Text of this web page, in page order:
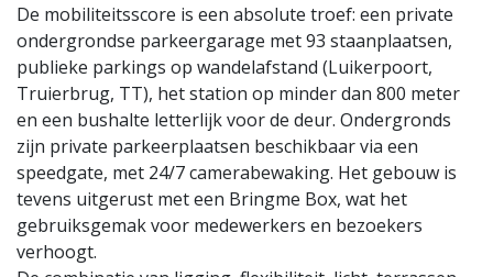
De mobiliteitsscore is een absolute troef: een private
ondergrondse parkeergarage met 93 staanplaatsen,
publieke parkings op wandelafstand (Luikerpoort,
Truierbrug, TT), het station op minder dan 800 meter
en een bushalte letterlijk voor de deur. Ondergronds
zijn private parkeerplaatsen beschikbaar via een
speedgate, met 24/7 camerabewaking. Het gebouw is
tevens uitgerust met een Bringme Box, wat het
gebruiksgemak voor medewerkers en bezoekers
verhoogt.